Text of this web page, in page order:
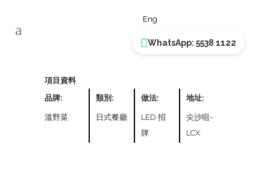
Eng
WhatsApp: 5538 1122
溫野菜
項目資料
品牌:
類別: 做法: 地址:
溫野菜 日式餐廳
LED 招
牌
尖沙咀-
LCX